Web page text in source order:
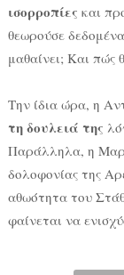
ισορροπίες και
θεωρούσε
μαθαίνει; Και πώς
Την ίδια ώρα, η
τη δουλειά της
Παράλληλα, η
δολοφονίας της
αθωότητα του
φαίνεται να